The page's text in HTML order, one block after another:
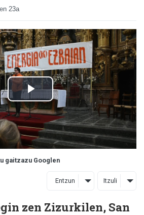
23a
gaitzazu Googlen
Entzun Itzuli
zen Zizurkilen, San